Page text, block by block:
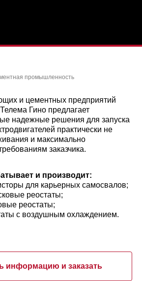
промышленность
и цементных предприятий
Гино предлагает
надежные решения для запуска
практически не
и максимально
заказчика.
и производит:
для карьерных самосвалов;
реостаты;
реостаты;
с воздушным охлаждением.
информацию и заказать